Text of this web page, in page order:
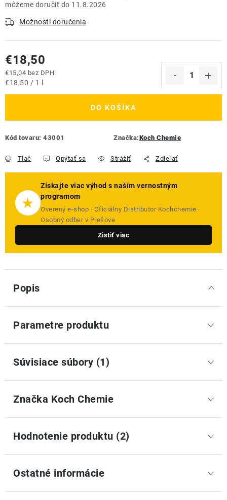
11.8.2026
Možnosti doručenia
€18,50
€15,04 bez DPH
Jednotková cena:
€18,50 / 1 l
DO KOŠÍKA
Kód tovaru: 43001 Značka:Koch Chemie
Tlač Opýtať sa Strážiť Zdieľať
★
Získajte viac výhod s naším vernostným
programom
Overený e-shop · Oficiálny Distributor Kochchemie ·
Osobný odber v Prešove
Zistiť viac
Popis
Parametre produktu
Súvisiace súbory (1)
Značka Koch Chemie
Hodnotenie produktu (2)
Ostatné informácie